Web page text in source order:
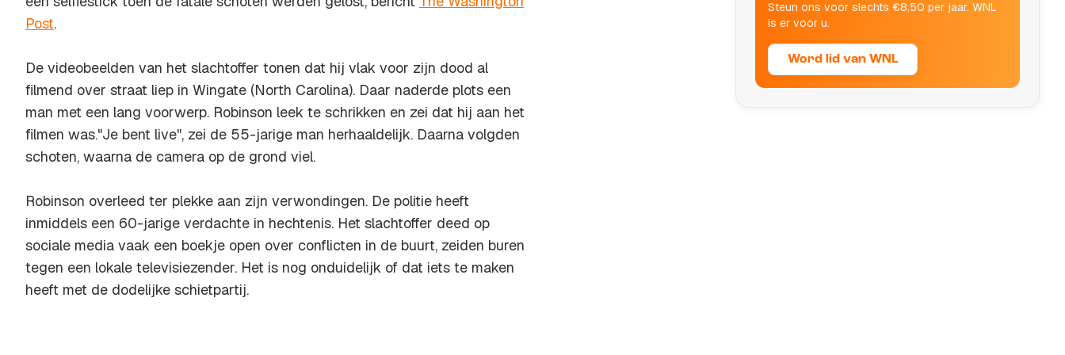
Post.
De videobeelden van het slachtoffer tonen dat hij vlak voor zijn dood al
filmend over straat liep in Wingate (North Carolina). Daar naderde plots een
man met een lang voorwerp. Robinson leek te schrikken en zei dat hij aan het
filmen was."Je bent live'', zei de 55-jarige man herhaaldelijk. Daarna volgden
schoten, waarna de camera op de grond viel.
Robinson overleed ter plekke aan zijn verwondingen. De politie heeft
inmiddels een 60-jarige verdachte in hechtenis. Het slachtoffer deed op
sociale media vaak een boekje open over conflicten in de buurt, zeiden buren
tegen een lokale televisiezender. Het is nog onduidelijk of dat iets te maken
heeft met de dodelijke schietpartij.
Steun ons voor slechts €8,50 per jaar. WNL
is er voor u.
Word lid van WNL